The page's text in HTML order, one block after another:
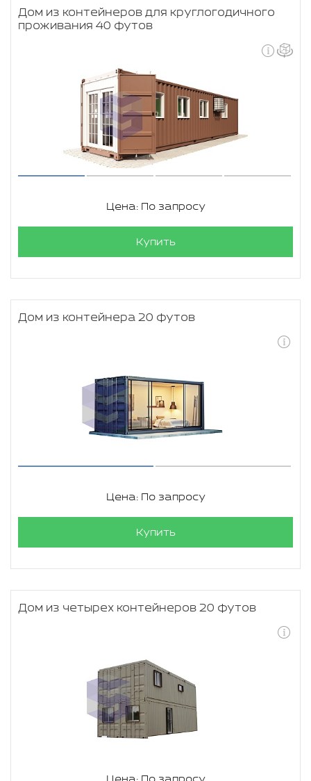
Дом из контейнеров для круглогодичного
проживания 40 футов
Цена: По запросу
Купить
Дом из контейнера 20 футов
Цена: По запросу
Купить
Дом из четырех контейнеров 20 футов